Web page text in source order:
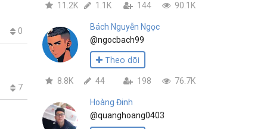
0
7
11.2K 1.1K 144 90.1K
Bách Nguyễn Ngọc
@ngocbach99
Theo dõi
8.8K 44 198 76.7K
Hoàng Đinh
@quanghoang0403